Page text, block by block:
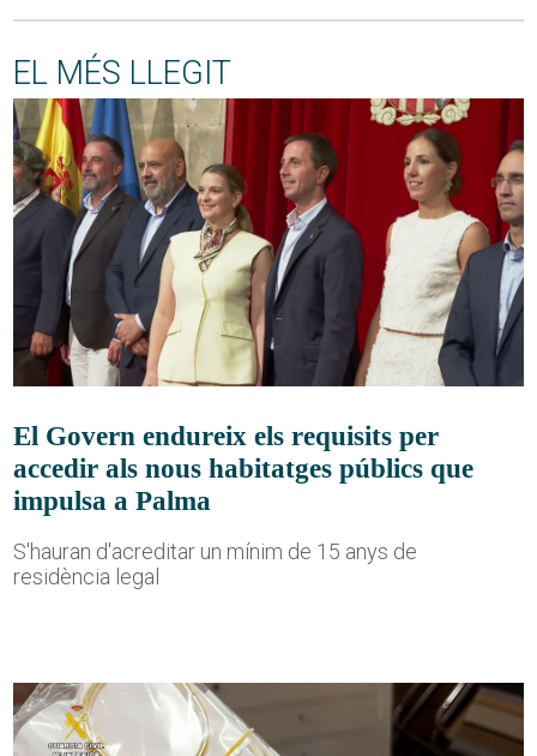
EL MÉS LLEGIT
El Govern endureix els requisits per
accedir als nous habitatges públics que
impulsa a Palma
S'hauran d'acreditar un mínim de 15 anys de
residència legal